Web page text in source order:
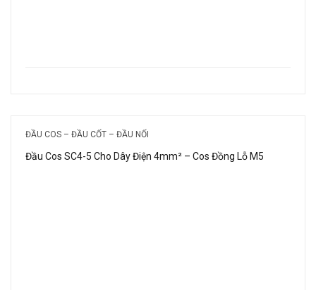
ĐẦU COS – ĐẦU CỐT – ĐẦU NỐI
Đầu Cos SC4-5 Cho Dây Điện 4mm² – Cos Đồng Lỗ M5